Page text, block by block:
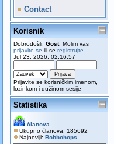
Contact
Korisnik
Dobrodošli, Gost. Molim vas
prijavite se ili se registrujte
Jul 23, 2026, 02:16:57
Prijavite se korisničkim imenom,
lozinkom i dužinom sesije
Statistika
članova
Ukupno članova: 185692
Najnoviji: Bobbohops